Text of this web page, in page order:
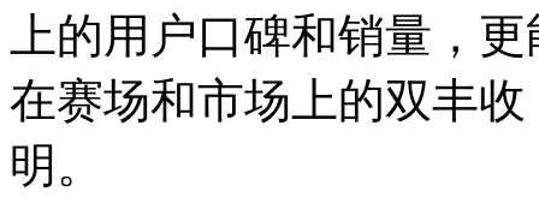
上的用户口碑和销量，
在赛场和市场上的双丰
明。